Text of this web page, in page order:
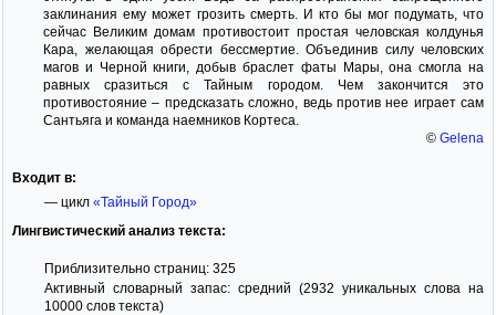
заклинания ему может грозить смерть. И кто бы мог подумать, что
сейчас Великим домам противостоит простая человская колдунья
Кара, желающая обрести бессмертие. Объединив силу человских
магов и Черной книги, добыв браслет фаты Мары, она смогла на
равных сразиться с Тайным городом. Чем закончится это
противостояние – предсказать сложно, ведь против нее играет сам
Сантьяга и команда наемников Кортеса.
© Gelena
Входит в:
— цикл «Тайный Город»
Лингвистический анализ текста:
Приблизительно страниц: 325
Активный словарный запас: средний (2932 уникальных слова на
10000 слов текста)